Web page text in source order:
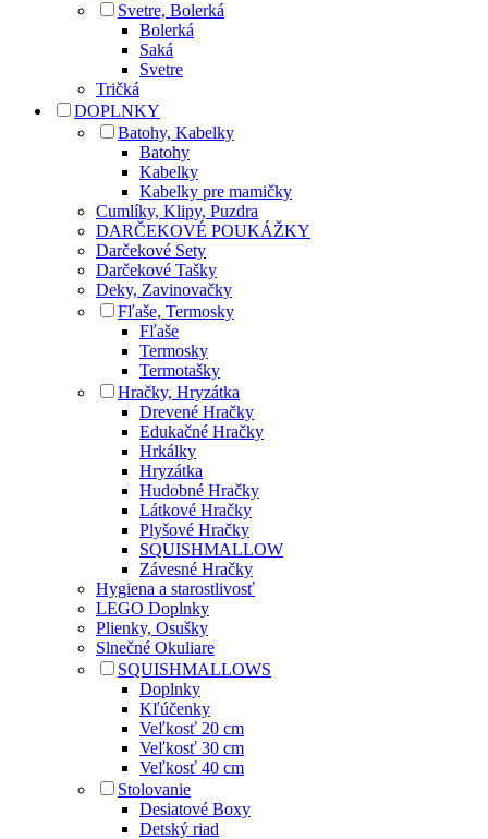
Svetre, Bolerká
Bolerká
Saká
Svetre
Tričká
DOPLNKY
Batohy, Kabelky
Batohy
Kabelky
Kabelky pre mamičky
Cumlíky, Klipy, Puzdra
DARČEKOVÉ POUKÁŽKY
Darčekové Sety
Darčekové Tašky
Deky, Zavinovačky
Fľaše, Termosky
Fľaše
Termosky
Termotašky
Hračky, Hryzátka
Drevené Hračky
Edukačné Hračky
Hrkálky
Hryzátka
Hudobné Hračky
Látkové Hračky
Plyšové Hračky
SQUISHMALLOW
Závesné Hračky
Hygiena a starostlivosť
LEGO Doplnky
Plienky, Osušky
Slnečné Okuliare
SQUISHMALLOWS
Doplnky
Kľúčenky
Veľkosť 20 cm
Veľkosť 30 cm
Veľkosť 40 cm
Stolovanie
Desiatové Boxy
Detský riad